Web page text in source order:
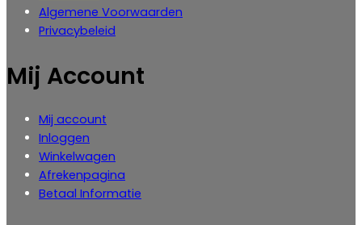
Algemene Voorwaarden
Privacybeleid
Mij Account
Mij account
Inloggen
‎Winkelwagen
Afrekenpagina
Betaal Informatie